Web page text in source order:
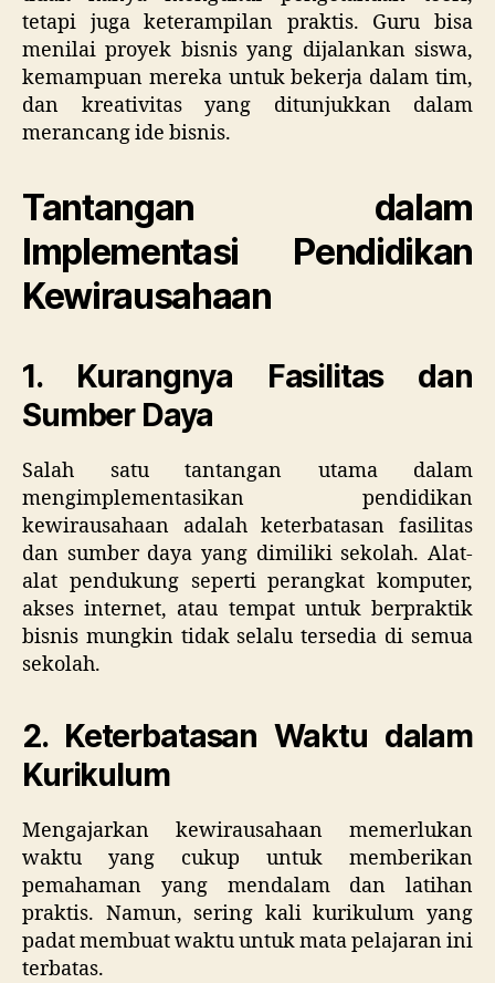
tetapi juga keterampilan praktis. Guru bisa
menilai proyek bisnis yang dijalankan siswa,
kemampuan mereka untuk bekerja dalam tim,
dan kreativitas yang ditunjukkan dalam
merancang ide bisnis.
Tantangan dalam
Implementasi Pendidikan
Kewirausahaan
1. Kurangnya Fasilitas dan
Sumber Daya
Salah satu tantangan utama dalam
mengimplementasikan pendidikan
kewirausahaan adalah keterbatasan fasilitas
dan sumber daya yang dimiliki sekolah. Alat-
alat pendukung seperti perangkat komputer,
akses internet, atau tempat untuk berpraktik
bisnis mungkin tidak selalu tersedia di semua
sekolah.
2. Keterbatasan Waktu dalam
Kurikulum
Mengajarkan kewirausahaan memerlukan
waktu yang cukup untuk memberikan
pemahaman yang mendalam dan latihan
praktis. Namun, sering kali kurikulum yang
padat membuat waktu untuk mata pelajaran ini
terbatas.